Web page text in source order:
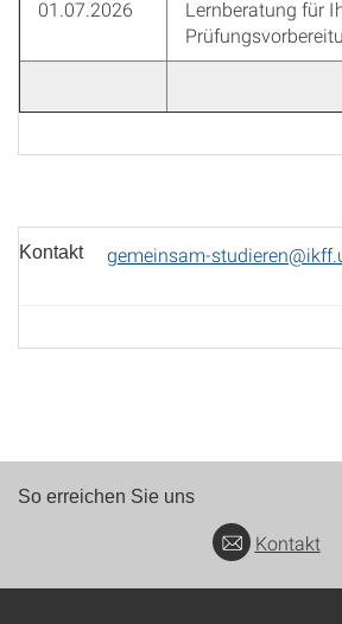
01.07.2026
Lernberatung für
Kontakt gemeinsam-
So erreichen Sie uns
Kontakt